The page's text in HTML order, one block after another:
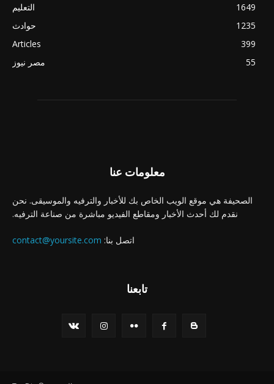
التعليم
1649
حوادث
1235
Articles
399
مصر نيوز
55
معلومات عنا
الصحيفة هي موقع الويب الخاص بك للأخبار والترفيه والموسيقى. نحن
نقدم لك أحدث الأخبار ومقاطع الفيديو مباشرة من صناعة الترفيه.
اتصل بنا: contact@yoursite.com
تابعنا